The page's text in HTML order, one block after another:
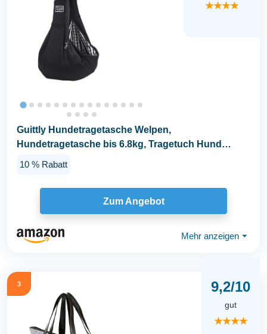
★★★★
Guittly Hundetragetasche Welpen,
Hundetragetasche bis 6.8kg, Tragetuch Hund
10 % Rabatt
Zum Angebot
Mehr anzeigen ⏷
3 9,2/10
gut
★★★★